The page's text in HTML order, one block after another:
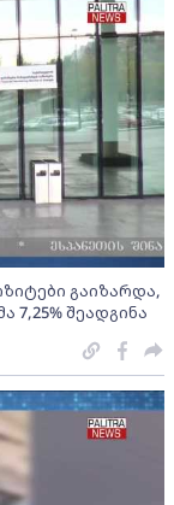
გაიზარდა,
შეადგინა